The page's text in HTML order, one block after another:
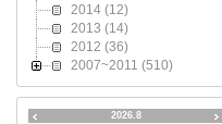
2014 (12)
2013 (14)
2012 (36)
2007~2011 (510)
2026.8